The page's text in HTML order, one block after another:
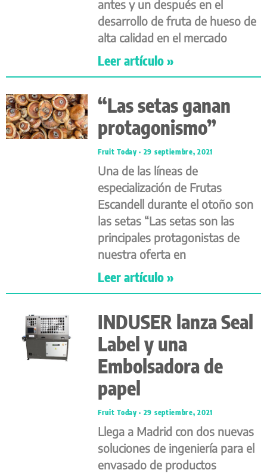
antes y un después en el
desarrollo de fruta de hueso de
alta calidad en el mercado
Leer artículo »
“Las setas ganan
protagonismo”
Fruit Today 29 septiembre, 2021
Una de las líneas de
especialización de Frutas
Escandell durante el otoño son
las setas “Las setas son las
principales protagonistas de
nuestra oferta en
Leer artículo »
INDUSER lanza Seal
Label y una
Embolsadora de
papel
Fruit Today 29 septiembre, 2021
Llega a Madrid con dos nuevas
soluciones de ingeniería para el
envasado de productos